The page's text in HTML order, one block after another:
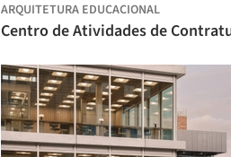
ARQUITETURA EDUCACIONAL